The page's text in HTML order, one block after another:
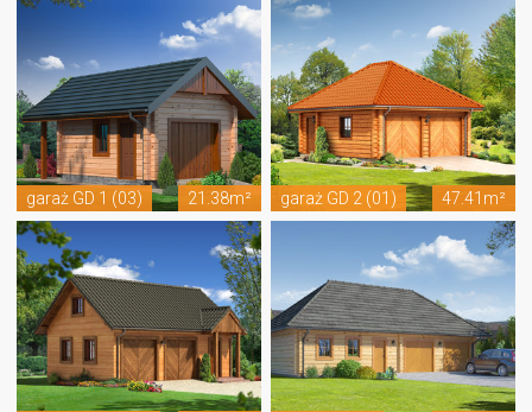
garaż GD 1 (03) 21.38m² garaż GD 2 (01) 47.41m²